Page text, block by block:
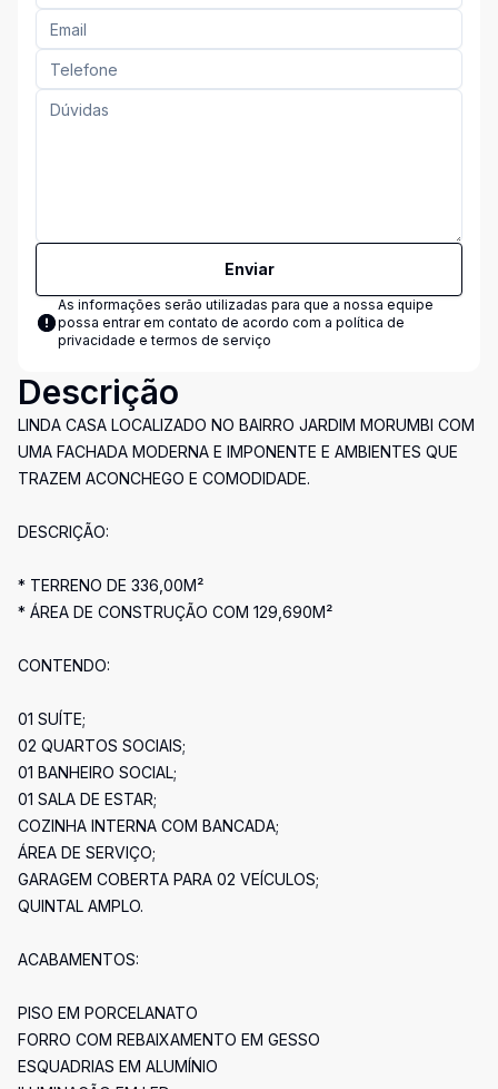
Enviar
As informações serão utilizadas para que a nossa equipe
possa entrar em contato de acordo com a política de
privacidade e termos de serviço
Descrição
LINDA CASA LOCALIZADO NO BAIRRO JARDIM MORUMBI COM
UMA FACHADA MODERNA E IMPONENTE E AMBIENTES QUE
TRAZEM ACONCHEGO E COMODIDADE.
DESCRIÇÃO:
* TERRENO DE 336,00M²
* ÁREA DE CONSTRUÇÃO COM 129,690M²
CONTENDO:
01 SUÍTE;
02 QUARTOS SOCIAIS;
01 BANHEIRO SOCIAL;
01 SALA DE ESTAR;
COZINHA INTERNA COM BANCADA;
ÁREA DE SERVIÇO;
GARAGEM COBERTA PARA 02 VEÍCULOS;
QUINTAL AMPLO.
ACABAMENTOS:
PISO EM PORCELANATO
FORRO COM REBAIXAMENTO EM GESSO
ESQUADRIAS EM ALUMÍNIO